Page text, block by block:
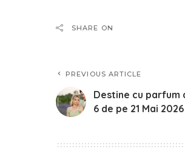
SHARE ON
PREVIOUS ARTICLE
Destine cu parfum
6 de pe 21 Mai 2026